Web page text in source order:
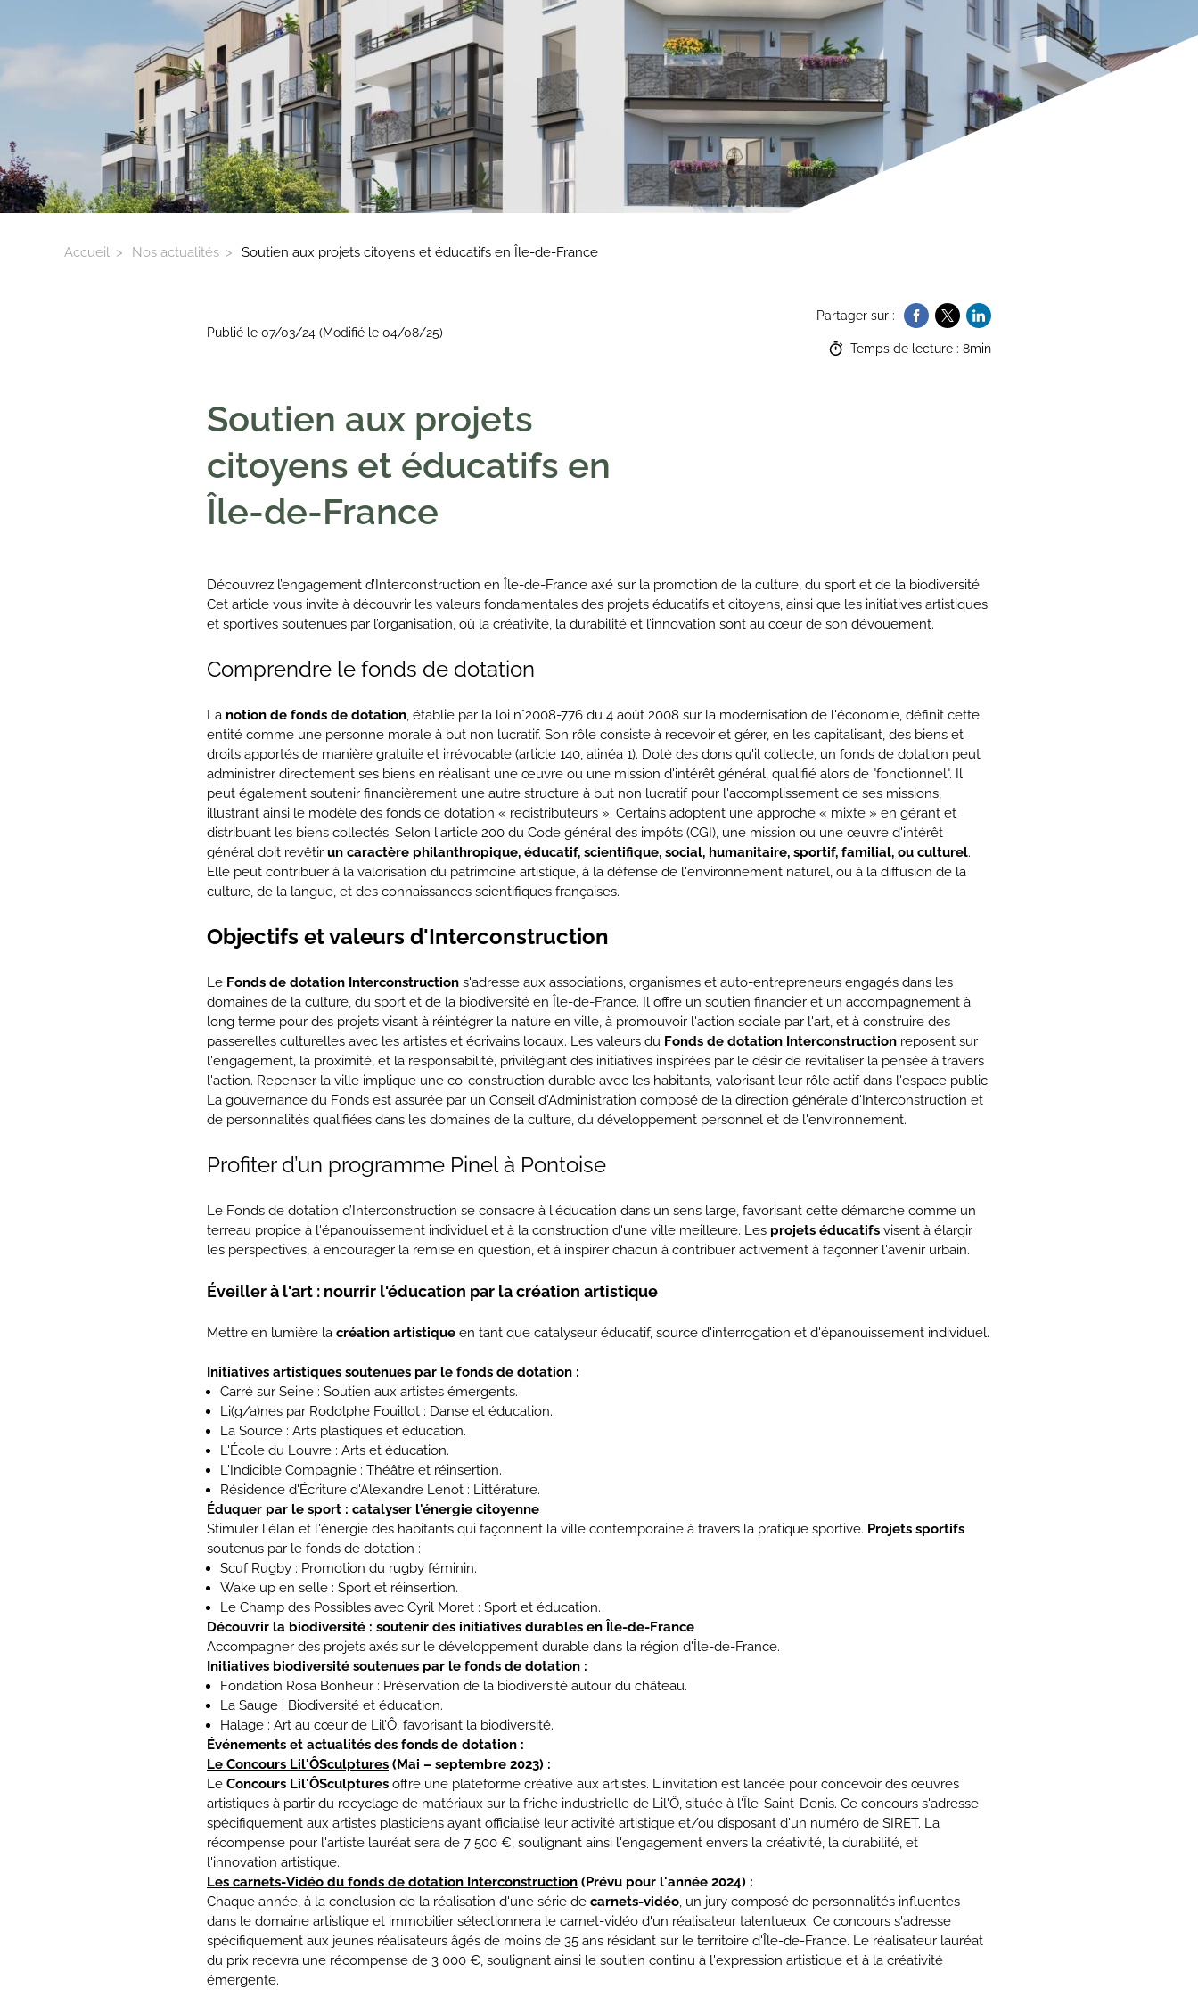
Accueil Nos actualités Soutien aux projets citoyens et éducatifs en Île-de-France
Publié le 07/03/24 (Modifié le 04/08/25)
Partager sur :
Temps de lecture : 8min
Soutien aux projets
citoyens et éducatifs en
Île-de-France
Découvrez l’engagement d’Interconstruction en Île-de-France axé sur la promotion de la culture, du sport et de la biodiversité.
Cet article vous invite à découvrir les valeurs fondamentales des projets éducatifs et citoyens, ainsi que les initiatives artistiques
et sportives soutenues par l’organisation, où la créativité, la durabilité et l’innovation sont au cœur de son dévouement.
Comprendre le fonds de dotation
La notion de fonds de dotation, établie par la loi n°2008-776 du 4 août 2008 sur la modernisation de l'économie, définit cette
entité comme une personne morale à but non lucratif. Son rôle consiste à recevoir et gérer, en les capitalisant, des biens et
droits apportés de manière gratuite et irrévocable (article 140, alinéa 1). Doté des dons qu'il collecte, un fonds de dotation peut
administrer directement ses biens en réalisant une œuvre ou une mission d'intérêt général, qualifié alors de "fonctionnel". Il
peut également soutenir financièrement une autre structure à but non lucratif pour l'accomplissement de ses missions,
illustrant ainsi le modèle des fonds de dotation « redistributeurs ». Certains adoptent une approche « mixte » en gérant et
distribuant les biens collectés. Selon l'article 200 du Code général des impôts (CGI), une mission ou une œuvre d'intérêt
général doit revêtir un caractère philanthropique, éducatif, scientifique, social, humanitaire, sportif, familial, ou culturel.
Elle peut contribuer à la valorisation du patrimoine artistique, à la défense de l'environnement naturel, ou à la diffusion de la
culture, de la langue, et des connaissances scientifiques françaises.
Objectifs et valeurs d'Interconstruction
Le Fonds de dotation Interconstruction s'adresse aux associations, organismes et auto-entrepreneurs engagés dans les
domaines de la culture, du sport et de la biodiversité en Île-de-France. Il offre un soutien financier et un accompagnement à
long terme pour des projets visant à réintégrer la nature en ville, à promouvoir l'action sociale par l'art, et à construire des
passerelles culturelles avec les artistes et écrivains locaux. Les valeurs du Fonds de dotation Interconstruction reposent sur
l'engagement, la proximité, et la responsabilité, privilégiant des initiatives inspirées par le désir de revitaliser la pensée à travers
l'action. Repenser la ville implique une co-construction durable avec les habitants, valorisant leur rôle actif dans l'espace public.
La gouvernance du Fonds est assurée par un Conseil d'Administration composé de la direction générale d'Interconstruction et
de personnalités qualifiées dans les domaines de la culture, du développement personnel et de l'environnement.
Profiter d’un programme Pinel à Pontoise
Le Fonds de dotation d’Interconstruction se consacre à l'éducation dans un sens large, favorisant cette démarche comme un
terreau propice à l'épanouissement individuel et à la construction d'une ville meilleure. Les projets éducatifs visent à élargir
les perspectives, à encourager la remise en question, et à inspirer chacun à contribuer activement à façonner l'avenir urbain.
Éveiller à l'art : nourrir l'éducation par la création artistique
Mettre en lumière la création artistique en tant que catalyseur éducatif, source d'interrogation et d'épanouissement individuel.
Initiatives artistiques soutenues par le fonds de dotation :
Carré sur Seine : Soutien aux artistes émergents.
Li(g/a)nes par Rodolphe Fouillot : Danse et éducation.
La Source : Arts plastiques et éducation.
L'École du Louvre : Arts et éducation.
L'Indicible Compagnie : Théâtre et réinsertion.
Résidence d'Écriture d'Alexandre Lenot : Littérature.
Éduquer par le sport : catalyser l'énergie citoyenne
Stimuler l'élan et l'énergie des habitants qui façonnent la ville contemporaine à travers la pratique sportive. Projets sportifs
soutenus par le fonds de dotation :
Scuf Rugby : Promotion du rugby féminin.
Wake up en selle : Sport et réinsertion.
Le Champ des Possibles avec Cyril Moret : Sport et éducation.
Découvrir la biodiversité : soutenir des initiatives durables en Île-de-France
Accompagner des projets axés sur le développement durable dans la région d'Île-de-France.
Initiatives biodiversité soutenues par le fonds de dotation :
Fondation Rosa Bonheur : Préservation de la biodiversité autour du château.
La Sauge : Biodiversité et éducation.
Halage : Art au cœur de Lil’Ô, favorisant la biodiversité.
Événements et actualités des fonds de dotation :
Le Concours Lil'ÔSculptures (Mai – septembre 2023) :
Le Concours Lil'ÔSculptures offre une plateforme créative aux artistes. L'invitation est lancée pour concevoir des œuvres
artistiques à partir du recyclage de matériaux sur la friche industrielle de Lil'Ô, située à l'Île-Saint-Denis. Ce concours s'adresse
spécifiquement aux artistes plasticiens ayant officialisé leur activité artistique et/ou disposant d'un numéro de SIRET. La
récompense pour l'artiste lauréat sera de 7 500 €, soulignant ainsi l'engagement envers la créativité, la durabilité, et
l'innovation artistique.
Les carnets-Vidéo du fonds de dotation Interconstruction (Prévu pour l'année 2024) :
Chaque année, à la conclusion de la réalisation d'une série de carnets-vidéo, un jury composé de personnalités influentes
dans le domaine artistique et immobilier sélectionnera le carnet-vidéo d'un réalisateur talentueux. Ce concours s'adresse
spécifiquement aux jeunes réalisateurs âgés de moins de 35 ans résidant sur le territoire d'Île-de-France. Le réalisateur lauréat
du prix recevra une récompense de 3 000 €, soulignant ainsi le soutien continu à l'expression artistique et à la créativité
émergente.